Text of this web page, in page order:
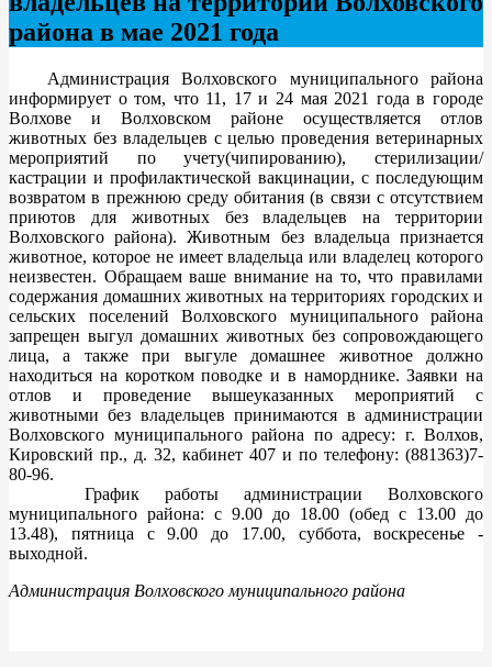
района в мае 2021 года
Администрация Волховского муниципального района
информирует о том, что 11, 17 и 24 мая 2021 года в городе
Волхове и Волховском районе осуществляется отлов
животных без владельцев с целью проведения ветеринарных
мероприятий по учету(чипированию), стерилизации/
кастрации и профилактической вакцинации, с последующим
возвратом в прежнюю среду обитания (в связи с отсутствием
приютов для животных без владельцев на территории
Волховского района). Животным без владельца признается
животное, которое не имеет владельца или владелец которого
неизвестен. Обращаем ваше внимание на то, что правилами
содержания домашних животных на территориях городских и
сельских поселений Волховского муниципального района
запрещен выгул домашних животных без сопровождающего
лица, а также при выгуле домашнее животное должно
находиться на коротком поводке и в наморднике. Заявки на
отлов и проведение вышеуказанных мероприятий с
животными без владельцев принимаются в администрации
Волховского муниципального района по адресу: г. Волхов,
Кировский пр., д. 32, кабинет 407 и по телефону: (881363)7-
80-96.
График работы администрации Волховского
муниципального района: с 9.00 до 18.00 (обед с 13.00 до
13.48), пятница с 9.00 до 17.00, суббота, воскресенье -
выходной.
Администрация Волховского муниципального района